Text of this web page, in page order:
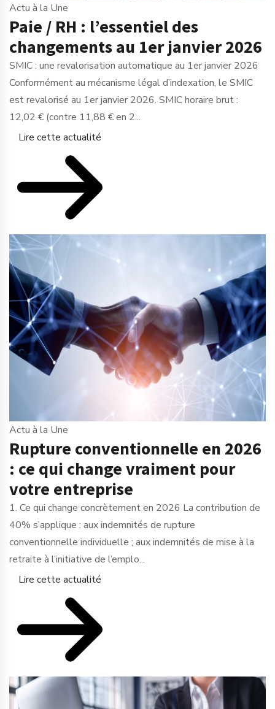
Actu à la Une
Paie / RH : l’essentiel des
changements au 1er janvier 2026
SMIC : une revalorisation automatique au 1er janvier 2026
Conformément au mécanisme légal d’indexation, le SMIC
est revalorisé au 1er janvier 2026. SMIC horaire brut :
12,02 € (contre 11,88 € en 2...
Lire cette actualité
Actu à la Une
Rupture conventionnelle en 2026
: ce qui change vraiment pour
votre entreprise
1. Ce qui change concrètement en 2026 La contribution de
40% s’applique : aux indemnités de rupture
conventionnelle individuelle ; aux indemnités de mise à la
retraite à l’initiative de l’emplo...
Lire cette actualité